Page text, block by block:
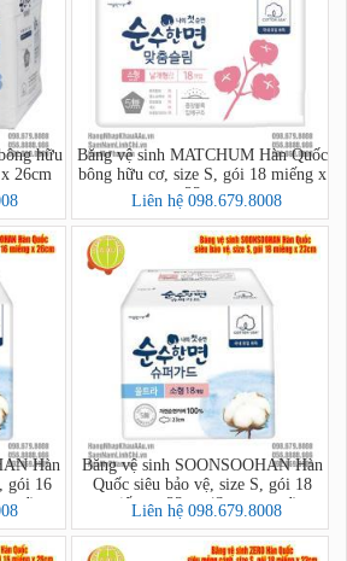
hữu
26cm
Băng vệ sinh MATCHUM Hàn Quốc
bông hữu cơ, size S, gói 18 miếng x
23cm
Liên hệ 098.679.8008
Hàn
gói 16
Băng vệ sinh SOONSOOHAN Hàn
Quốc siêu bảo vệ, size S, gói 18
miếng x 23cm (Superguard)
Liên hệ 098.679.8008